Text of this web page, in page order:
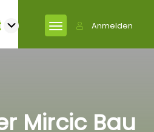
Anmelden
Mircic Bau